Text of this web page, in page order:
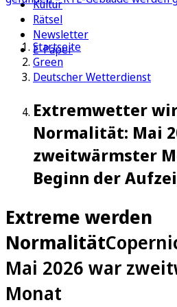
Kultur
Rätsel
Newsletter
E-Paper
Startseite
Green
Deutscher Wetterdienst
Extremwetter
Normalität: Mai
zweitwärmster
Beginn der
Extreme werden
Normalität
Mai 2026 war
Monat